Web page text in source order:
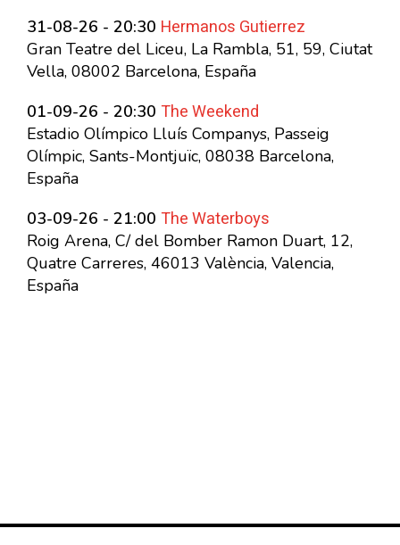
31-08-26 - 20:30 Hermanos Gutierrez
Gran Teatre del Liceu, La Rambla, 51, 59, Ciutat
Vella, 08002 Barcelona, España
01-09-26 - 20:30 The Weekend
Estadio Olímpico Lluís Companys, Passeig
Olímpic, Sants-Montjuïc, 08038 Barcelona,
España
03-09-26 - 21:00 The Waterboys
Roig Arena, C/ del Bomber Ramon Duart, 12,
Quatre Carreres, 46013 València, Valencia,
España